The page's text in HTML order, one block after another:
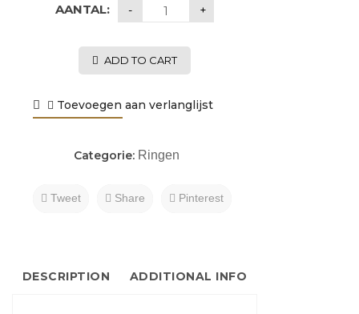
AANTAL:
ADD TO CART
Toevoegen aan verlanglijst
Categorie: Ringen
Tweet Share Pinterest
DESCRIPTION ADDITIONAL INFO